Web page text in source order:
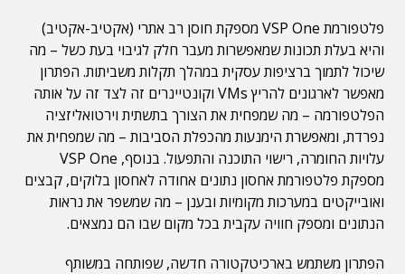
פלטפורמת VSP One מספקת חוסן רב אתרי (אקטיב-אקטיב)
והיא בעלת תכונות שמאפשרות מעבר חלק לגיבוי בעת כשל – מה
שיכול לתמוך ברציפות עסקית במהלך תקלות משביתות. הפתרון
מאפשר לארגונים להריץ VMs וקונטיינרים זה לצד זה על אותה
הפלטפורמה – מה שמפחית את הצורך בתשתית וירטואליזציה
נפרדת, ומאפשרת הימנעות מהכפלת הסביבות – מה שמפחית את
עלויות החומרה, רישוי התוכנה והתפעול. בנוסף, VSP One
מספקת פלטפורמת אחסון נתונים אחודה לאחסון בלוקים, קבצים
ואובייקטים במערכות מקומיות ובענן – מה שמשפר את נראות
הנתונים ומספק חוויה עקבית בכל מקום שבו הם נמצאים.
הפתרון משתמש בארכיטקטורה חדשה, שפותחה במשותף